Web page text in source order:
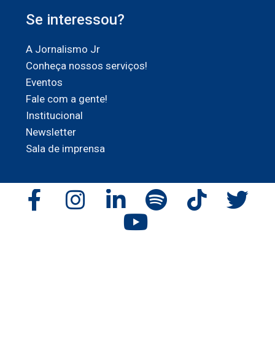
Se interessou?
A Jornalismo Jr
Conheça nossos serviços!
Eventos
Fale com a gente!
Institucional
Newsletter
Sala de imprensa